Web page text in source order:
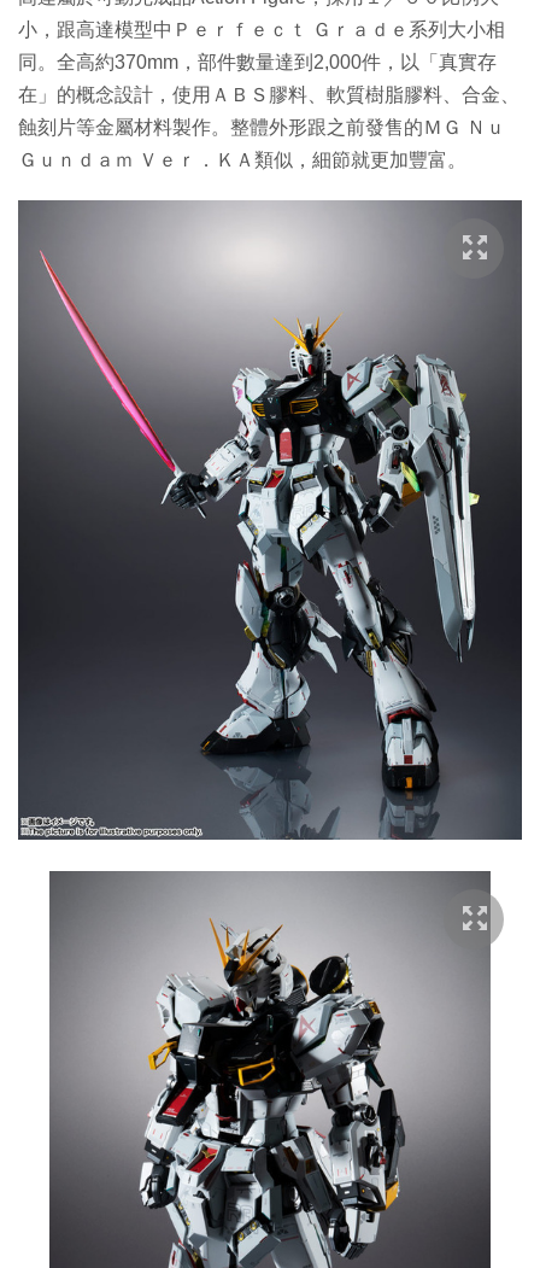
小，跟高達模型中Ｐｅｒｆｅｃｔ Ｇｒａｄｅ系列大小相
同。全高約370mm，部件數量達到2,000件，以「真實存
在」的概念設計，使用ＡＢＳ膠料、軟質樹脂膠料、合金、
蝕刻片等金屬材料製作。整體外形跟之前發售的ＭＧ Ｎｕ
Ｇｕｎｄａｍ Ｖｅｒ．ＫＡ類似，細節就更加豐富。